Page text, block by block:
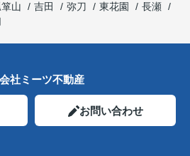
山 吉田 弥刀 東花園
長瀬
社ミーツ不動産
お問い合わせ